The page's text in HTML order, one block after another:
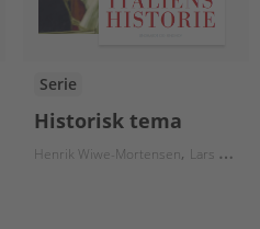
Serie
Historisk tema
Henrik Wiwe-Mortensen Lars Peter Visti Hansen